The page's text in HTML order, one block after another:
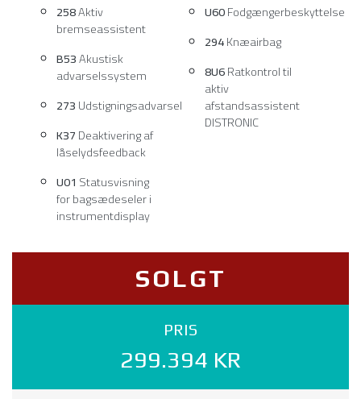
258Aktiv
bremseassistent
B53Akustisk
advarselssystem
273Udstigningsadvarsel
K37Deaktivering af
låselydsfeedback
U01 Statusvisning
for bagsædeseler i
instrumentdisplay
U60Fodgængerbeskyttelse
294Knæairbag
8U6Ratkontrol til
aktiv
afstandsassistent
DISTRONIC
SOLGT
PRIS
299.394 KR